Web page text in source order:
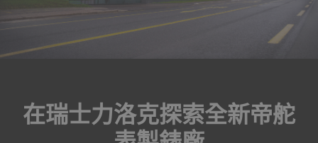
在瑞士力洛克探索全新帝舵